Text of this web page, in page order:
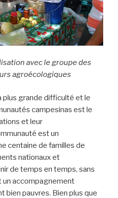
avec le groupe des
agroécologiques
plus grande difficulté et le
campesinas est le
et leur
est un
centaine de familles de
nationaux et
de temps en temps, sans
un accompagnement
bien pauvres. Bien plus que